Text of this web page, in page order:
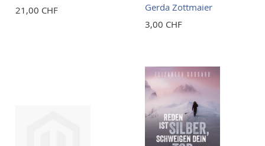
21,00 CHF
Gerda Zottmaier
3,00 CHF